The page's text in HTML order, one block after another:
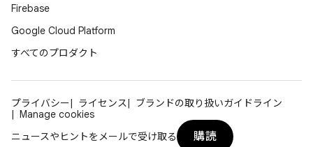
Firebase
Google Cloud Platform
すべてのプロダクト
プライバシー ライセンス
ブランドの取り扱いガイドライン
Manage cookies
ニュースやヒントをメールで受け取る
購読